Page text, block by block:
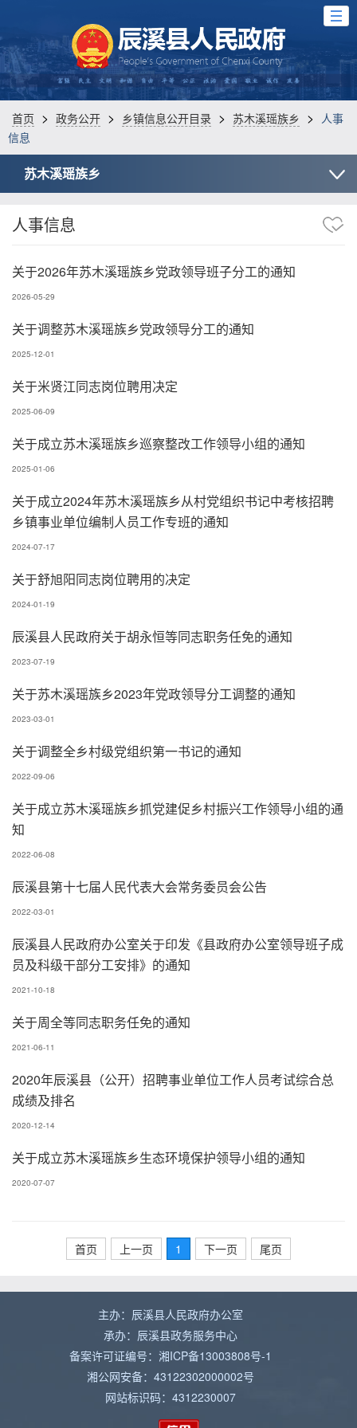
首页 > 政务公开 > 乡镇信息公开目录 > 苏木溪瑶族乡 >
人事
信息
苏木溪瑶族乡
人事信息
关于2026年苏木溪瑶族乡党政领导班子分工的通知
2026-05-29
关于调整苏木溪瑶族乡党政领导分工的通知
2025-12-01
关于米贤江同志岗位聘用决定
2025-06-09
关于成立苏木溪瑶族乡巡察整改工作领导小组的通知
2025-01-06
关于成立2024年苏木溪瑶族乡从村党组织书记中考核招聘
乡镇事业单位编制人员工作专班的通知
2024-07-17
关于舒旭阳同志岗位聘用的决定
2024-01-19
辰溪县人民政府关于胡永恒等同志职务任免的通知
2023-07-19
关于苏木溪瑶族乡2023年党政领导分工调整的通知
2023-03-01
关于调整全乡村级党组织第一书记的通知
2022-09-06
关于成立苏木溪瑶族乡抓党建促乡村振兴工作领导小组的通
知
2022-06-08
辰溪县第十七届人民代表大会常务委员会公告
2022-03-01
辰溪县人民政府办公室关于印发《县政府办公室领导班子成
员及科级干部分工安排》的通知
2021-10-18
关于周全等同志职务任免的通知
2021-06-11
2020年辰溪县（公开）招聘事业单位工作人员考试综合总
成绩及排名
2020-12-14
关于成立苏木溪瑶族乡生态环境保护领导小组的通知
2020-07-07
首页 上一页 1 下一页 尾页
主办：辰溪县人民政府办公室
承办：辰溪县政务服务中心
备案许可证编号：湘ICP备13003808号-1
湘公网安备：43122302000002号
网站标识码：4312230007